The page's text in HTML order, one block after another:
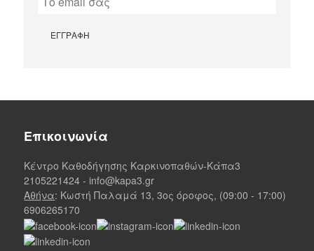
Επικοινωνία
Κέντρο Καθοδήγησης Καρκινοπαθών-Κάπα3
2105221424 - info@kapa3.gr
Αθήνα: Κωστή Παλαμά 13, 3ος όροφος, (09:00 - 17:00)
6906265170